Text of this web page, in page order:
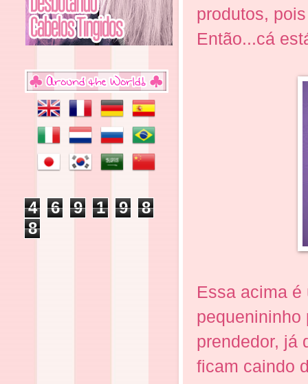
produtos,
Então...cá
Essa acima é
pequenininho
prendedor, já
ficam caindo
4 6 9 1 9
8
8